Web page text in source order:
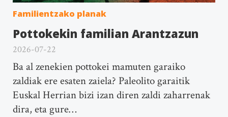
Familientzako planak
Pottokekin familian Arantzazun
2026-07-22
Ba al zenekien pottokei mamuten garaiko
zaldiak ere esaten zaiela? Paleolito garaitik
Euskal Herrian bizi izan diren zaldi zaharrenak
dira, eta gure…